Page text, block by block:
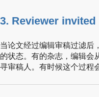
3. Reviewer invited
当论文经过编辑审稿过滤后
的状态。有的杂志，编辑会
寻审稿人。有时候这个过程